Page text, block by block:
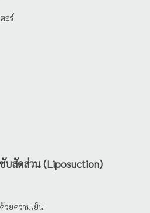
อร์
บสัดส่วน (Liposuction)
วยความเย็น